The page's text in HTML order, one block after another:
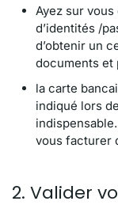
Ayez sur
d’identités /
d’obtenir un
documents et
la carte
indiqué lors
vous facturer
2. Valider